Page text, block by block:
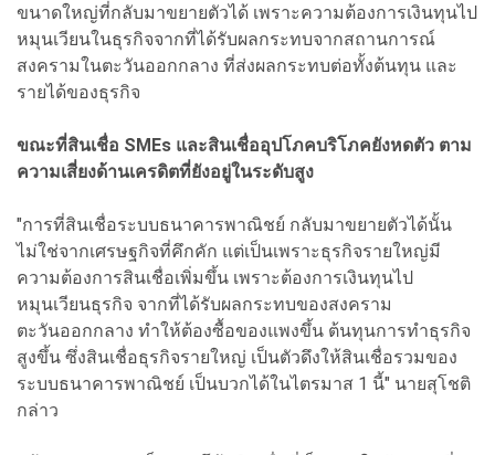
ขนาดใหญ่ที่กลับมาขยายตัวได้ เพราะความต้องการเงินทุนไป
หมุนเวียนในธุรกิจจากที่ได้รับผลกระทบจากสถานการณ์
สงครามในตะวันออกกลาง ที่ส่งผลกระทบต่อทั้งต้นทุน และ
รายได้ของธุรกิจ
ขณะที่สินเชื่อ SMEs และสินเชื่ออุปโภคบริโภคยังหดตัว ตาม
ความเสี่ยงด้านเครดิตที่ยังอยู่ในระดับสูง
"การที่สินเชื่อระบบธนาคารพาณิชย์ กลับมาขยายตัวได้นั้น
ไม่ใช่จากเศรษฐกิจที่คึกคัก แต่เป็นเพราะธุรกิจรายใหญ่มี
ความต้องการสินเชื่อเพิ่มขึ้น เพราะต้องการเงินทุนไป
หมุนเวียนธุรกิจ จากที่ได้รับผลกระทบของสงคราม
ตะวันออกกลาง ทำให้ต้องซื้อของแพงขึ้น ต้นทุนการทำธุรกิจ
สูงขึ้น ซึ่งสินเชื่อธุรกิจรายใหญ่ เป็นตัวดึงให้สินเชื่อรวมของ
ระบบธนาคารพาณิชย์ เป็นบวกได้ในไตรมาส 1 นี้" นายสุโชติ
กล่าว